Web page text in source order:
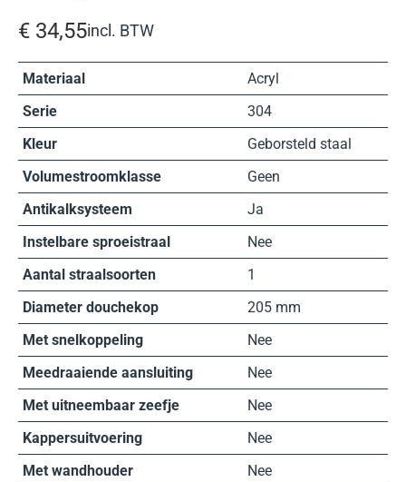
€ 34,55incl. BTW
Materiaal
Acryl
Serie
304
Kleur
Geborsteld staal
Volumestroomklasse
Geen
Antikalksysteem
Ja
Instelbare sproeistraal
Nee
Aantal straalsoorten
1
Diameter douchekop
205 mm
Met snelkoppeling
Nee
Meedraaiende aansluiting
Nee
Met uitneembaar zeefje
Nee
Kappersuitvoering
Nee
Met wandhouder
Nee